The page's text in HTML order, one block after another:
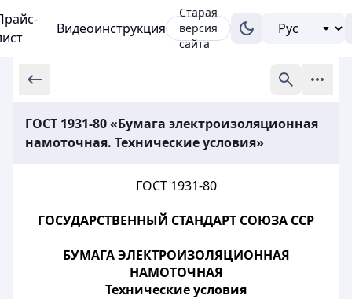
Видеоинструкция
Старая
версия
сайта
ГОСТ 1931-80 «Бумага электроизоляционная
намоточная. Технические условия»
ГОСТ 1931-80
ГОСУДАРСТВЕННЫЙ СТАНДАРТ СОЮЗА ССР
БУМАГА ЭЛЕКТРОИЗОЛЯЦИОННАЯ
НАМОТОЧНАЯ
Технические условия